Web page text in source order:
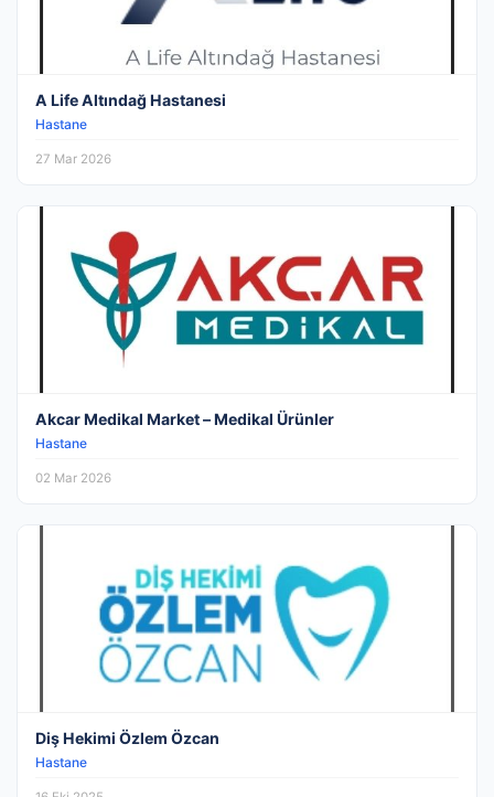
A Life Altındağ Hastanesi
Hastane
27 Mar 2026
Akcar Medikal Market – Medikal Ürünler
Hastane
02 Mar 2026
Diş Hekimi Özlem Özcan
Hastane